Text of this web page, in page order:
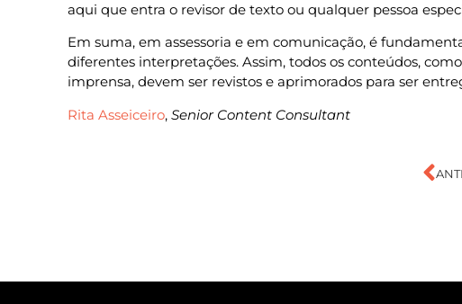
aqui que entra o revisor de texto ou qualquer pessoa
Em suma, em assessoria e em comunicação, é
diferentes interpretações. Assim, todos os conteúdos,
imprensa, devem ser revistos e aprimorados para ser
Rita Asseiceiro, Senior Content Consultant